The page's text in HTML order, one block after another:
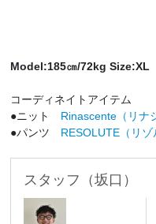
Model:185㎝/72kg Size:XL
コーディネイトアイテム
●ニット Rinascente（リナ
●パンツ RESOLUTE（リゾ
スタッフ（坂口）